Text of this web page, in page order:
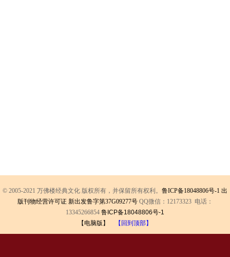
© 2005-2021 万佛楼经典文化 版权所有，并保留所有权利。 鲁ICP备18048806号-1 出
版刊物经营许可证 新出发鲁字第37G09277号 QQ微信：12173323 电话：
13345266854 鲁ICP备18048806号-1
【电脑版】
【回到顶部】